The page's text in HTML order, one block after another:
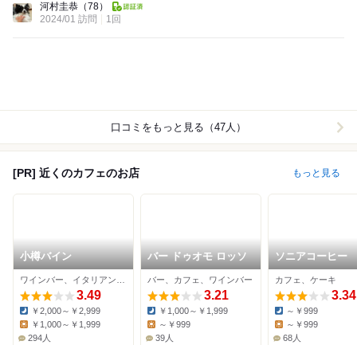
河村圭恭 （78）
2024/01 訪問
1回
口コミをもっと見る（47人）
[PR] 近くのカフェのお店 もっと見る
小樽バイン
3.49
Dinner:
￥2,000～￥2,999
￥1,000～￥1,999
294人
バー ドゥオモ ロッソ
バー、カフェ、ワインバー
3.21
Dinner:
￥1,000～￥1,999
Lunch:
～￥999
39人
ソニアコーヒー
カフェ、ケーキ
3.34
Dinner:
～￥999
Lunch:
～￥999
68人